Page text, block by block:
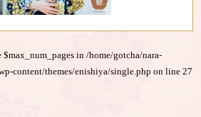
$max_num_pages in/home/gotcha/nara-
content/themes/enishiya/single.php on line27